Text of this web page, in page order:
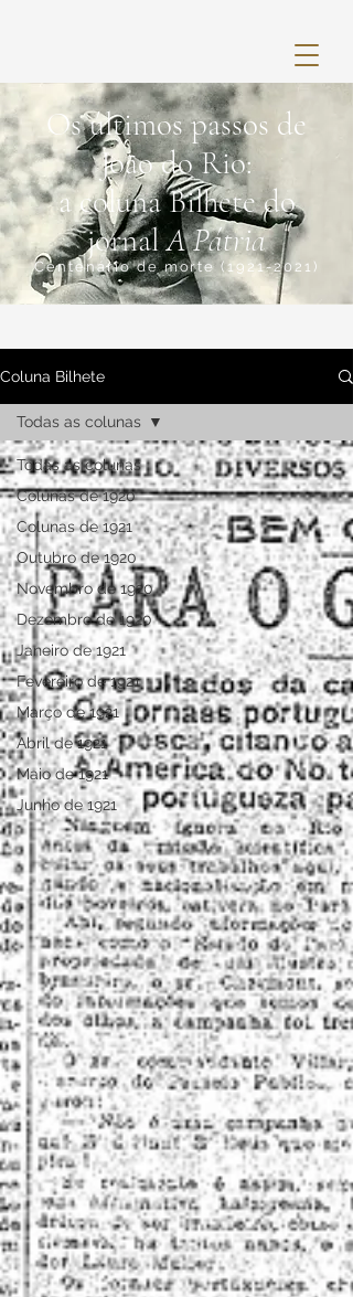
Coluna Bilhete
Todas as colunas
Colunas de 1920
Colunas de 1921
Outubro de 1920
Novembro de 1920
Dezembro de 1920
Janeiro de 1921
Fevereiro de 1921
Março de 1921
Abril de 1921
Maio de 1921
Junho de 1921
Todas as colunas
Os últimos passos de
João do Rio:
a coluna Bilhete do
jornalA Pátria
Centenário de morte(1921-2021)